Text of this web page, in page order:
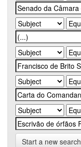
Start a new search